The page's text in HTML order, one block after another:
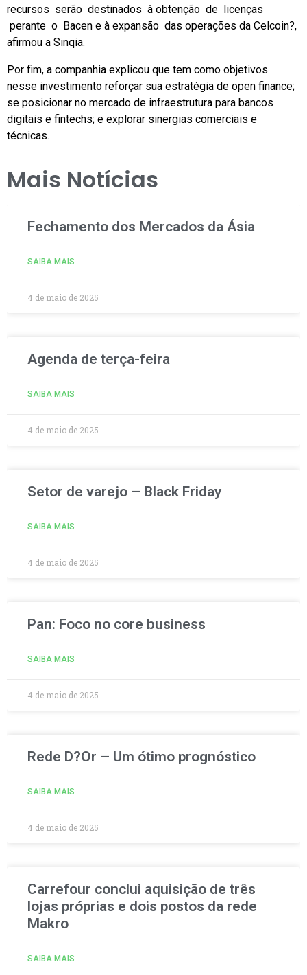
recursos serão destinados à obtenção de licenças
perante o Bacen e à expansão das operações da Celcoin?,
afirmou a Sinqia.
Por fim, a companhia explicou que tem como objetivos
nesse investimento reforçar sua estratégia de open finance;
se posicionar no mercado de infraestrutura para bancos
digitais e fintechs; e explorar sinergias comerciais e
técnicas.
Mais Notícias
Fechamento dos Mercados da Ásia
SAIBA MAIS
4 de maio de 2025
Agenda de terça-feira
SAIBA MAIS
4 de maio de 2025
Setor de varejo – Black Friday
SAIBA MAIS
4 de maio de 2025
Pan: Foco no core business
SAIBA MAIS
4 de maio de 2025
Rede D?Or – Um ótimo prognóstico
SAIBA MAIS
4 de maio de 2025
Carrefour conclui aquisição de três
lojas próprias e dois postos da rede
Makro
SAIBA MAIS